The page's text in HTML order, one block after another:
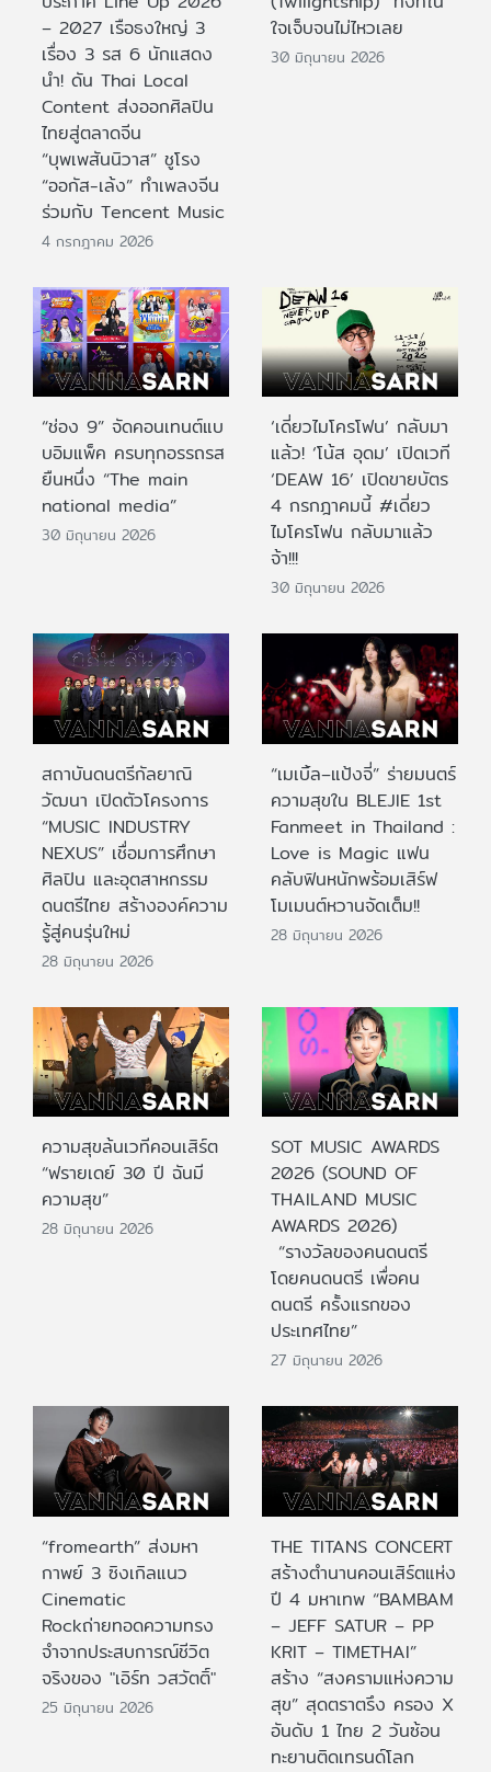
– 2027 เรือธงใหญ่ 3
เรื่อง 3 รส 6 นักแสดง
นำ! ดัน Thai Local
Content ส่งออกศิลปิน
ไทยสู่ตลาดจีน
“บุพเพสันนิวาส” ชูโรง
“ออกัส-เล้ง” ทำเพลงจีน
ร่วมกับ Tencent Music
4 กรกฎาคม 2026
ใจเจ็บจนไม่ไหวเลย
30 มิถุนายน 2026
“ช่อง 9” จัดคอนเทนต์แบ
บอิมแพ็ค ครบทุกอรรถรส
ยืนหนึ่ง “The main
national media”
30 มิถุนายน 2026
‘เดี่ยวไมโครโฟน’ กลับมา
แล้ว! ‘โน้ส อุดม’ เปิดเวที
‘DEAW 16’ เปิดขายบัตร
4 กรกฎาคมนี้ #เดี่ยว
ไมโครโฟน กลับมาแล้ว
จ้า!!!
30 มิถุนายน 2026
สถาบันดนตรีกัลยาณิ
วัฒนา เปิดตัวโครงการ
“MUSIC INDUSTRY
NEXUS” เชื่อมการศึกษา
ศิลปิน และอุตสาหกรรม
ดนตรีไทย สร้างองค์ความ
รู้สู่คนรุ่นใหม่
28 มิถุนายน 2026
“เมเบิ้ล–แป้งจี่” ร่ายมนตร์
ความสุขใน BLEJIE 1st
Fanmeet in Thailand :
Love is Magic แฟน
คลับฟินหนักพร้อมเสิร์ฟ
โมเมนต์หวานจัดเต็ม!!
28 มิถุนายน 2026
ความสุขล้นเวทีคอนเสิร์ต
“ฟรายเดย์ 30 ปี ฉันมี
ความสุข”
28 มิถุนายน 2026
SOT MUSIC AWARDS
2026 (SOUND OF
THAILAND MUSIC
AWARDS 2026)
“รางวัลของคนดนตรี
โดยคนดนตรี เพื่อคน
ดนตรี ครั้งแรกของ
ประเทศไทย”
27 มิถุนายน 2026
“fromearth” ส่งมหา
กาพย์ 3 ซิงเกิลแนว
Cinematic
Rockถ่ายทอดความทรง
จำจากประสบการณ์ชีวิต
จริงของ "เอิร์ท วสวัตติ์"
25 มิถุนายน 2026
THE TITANS CONCERT
สร้างตำนานคอนเสิร์ตแห่ง
ปี 4 มหาเทพ “BAMBAM
– JEFF SATUR – PP
KRIT – TIMETHAI”
สร้าง “สงครามแห่งความ
สุข” สุดตราตรึง ครอง X
อันดับ 1 ไทย 2 วันซ้อน
ทะยานติดเทรนด์โลก